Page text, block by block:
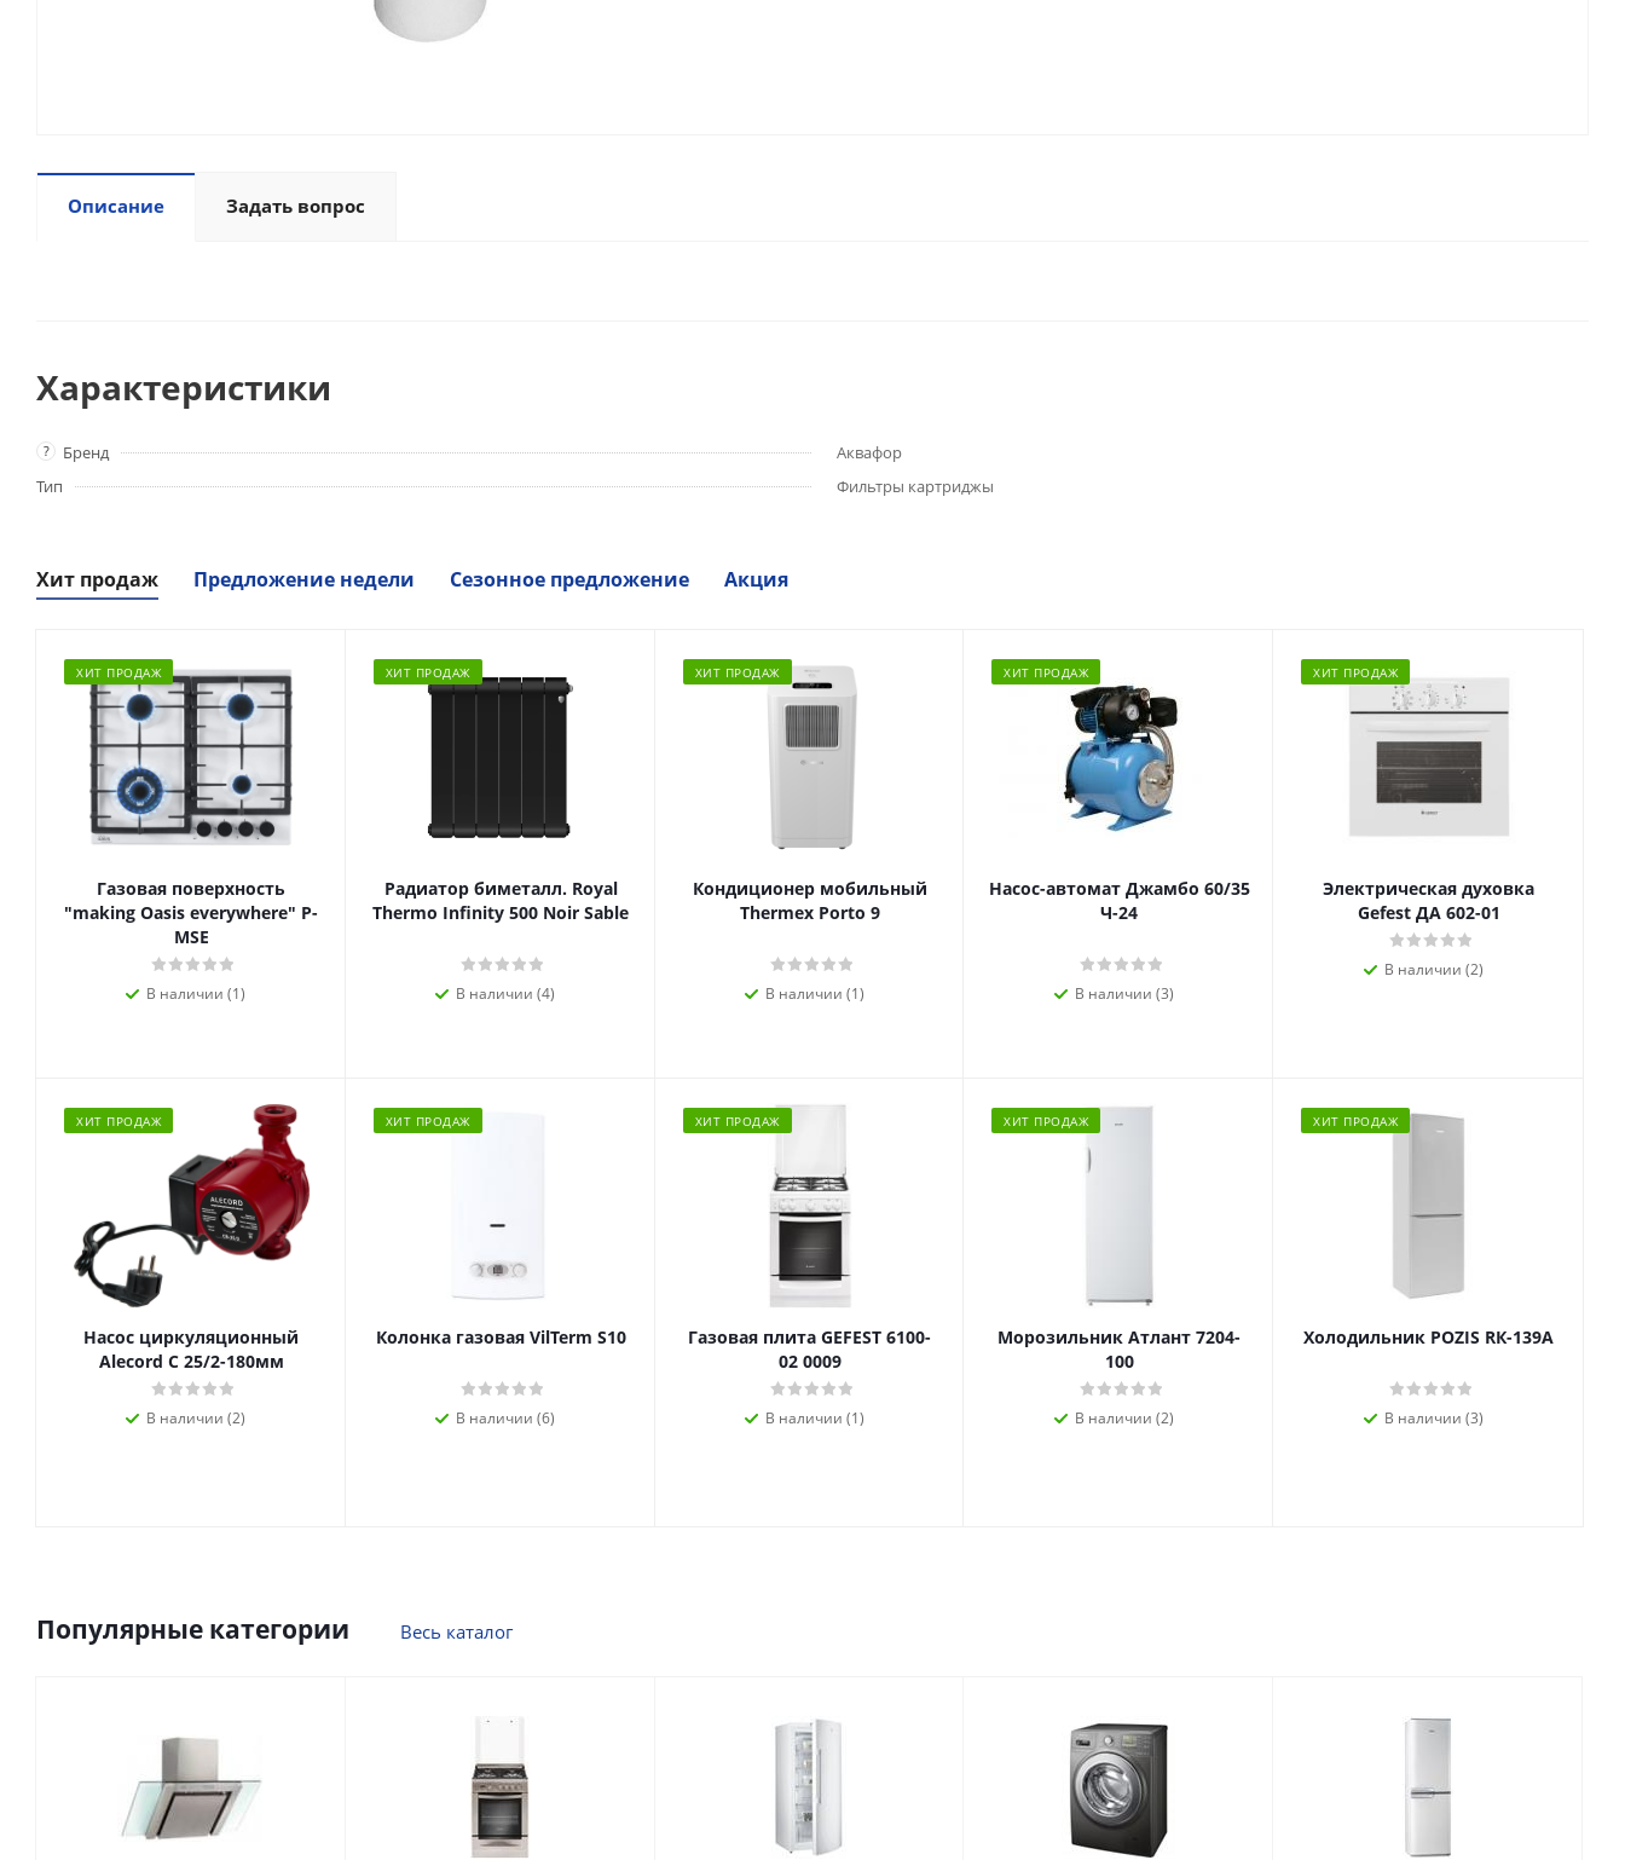
Описание Задать вопрос
Характеристики
? Бренд
Аквафор
Тип
Фильтры картриджы
Хит продаж Предложение недели Сезонное предложение Акция
ХИТ ПРОДАЖ
Газовая поверхность
"making Oasis everywhere" P-
MSE
В наличии (1)
ХИТ ПРОДАЖ
Радиатор биметалл. Royal
Thermo Infinity 500 Noir Sable
В наличии (4)
ХИТ ПРОДАЖ
Кондиционер мобильный
Thermex Porto 9
В наличии (1)
ХИТ ПРОДАЖ
Насос-автомат Джамбо 60/35
Ч-24
В наличии (3)
ХИТ ПРОДАЖ
Электрическая духовка
Gefest ДА 602-01
В наличии (2)
ХИТ ПРОДАЖ
Насос циркуляционный
Alecord C 25/2-180мм
В наличии (2)
ХИТ ПРОДАЖ
Колонка газовая VilTerm S10
В наличии (6)
ХИТ ПРОДАЖ
Газовая плита GEFEST 6100-
02 0009
В наличии (1)
ХИТ ПРОДАЖ
Морозильник Атлант 7204-
100
В наличии (2)
ХИТ ПРОДАЖ
Холодильник POZIS RК-139А
В наличии (3)
Популярные категории Весь каталог